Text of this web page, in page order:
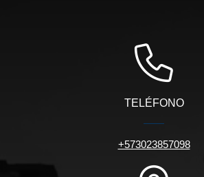
TELÉFONO
+573023857098